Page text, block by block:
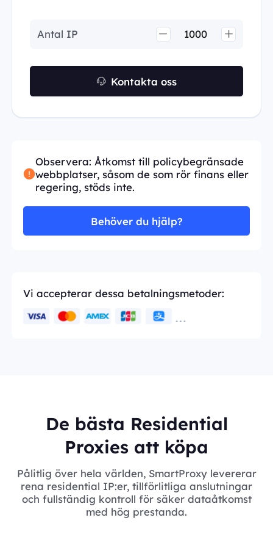
Antal IP
Kontakta oss
Observera: Åtkomst till policybegränsade
webbplatser, såsom de som rör finans eller
regering, stöds inte.
Behöver du hjälp?
Vi accepterar dessa betalningsmetoder:
De bästa Residential
Proxies att köpa
Pålitlig över hela världen, SmartProxy levererar
rena residential IP:er, tillförlitliga anslutningar
och fullständig kontroll för säker dataåtkomst
med hög prestanda.